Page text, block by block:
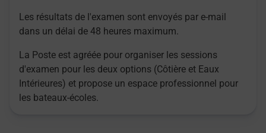
Les résultats de l'examen sont envoyés par e-mail
dans un délai de 48 heures maximum.
La Poste est agréée pour organiser les sessions
d'examen pour les deux options (Côtière et Eaux
Intérieures) et propose un espace professionnel pour
les bateaux-écoles.